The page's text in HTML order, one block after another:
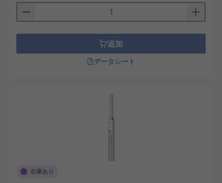
追加
データシート
在庫あり